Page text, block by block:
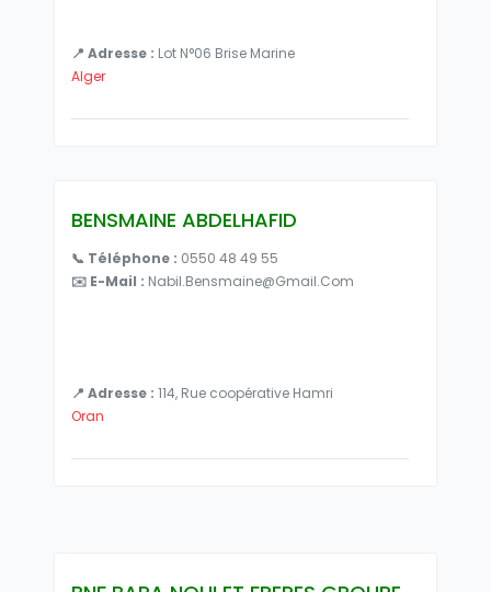
📍 Adresse : Lot N°06 Brise Marine
Alger
BENSMAINE ABDELHAFID
📞 Téléphone : 0550 48 49 55
✉️ E-Mail : Nabil.bensmaine@gmail.com
📍 Adresse : 114, Rue coopérative Hamri
Oran